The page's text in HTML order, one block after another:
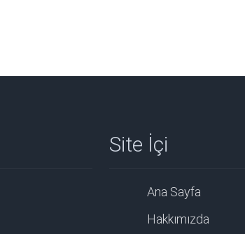
Site İçi
Ana Sayfa
Hakkımızda